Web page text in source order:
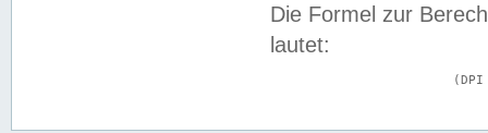
Die Formel zur
lautet: